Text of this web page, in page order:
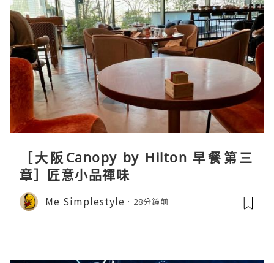
［大阪Canopy by Hilton 早餐第三
章］匠意小品禪味
Me Simplestyle 28分鐘前